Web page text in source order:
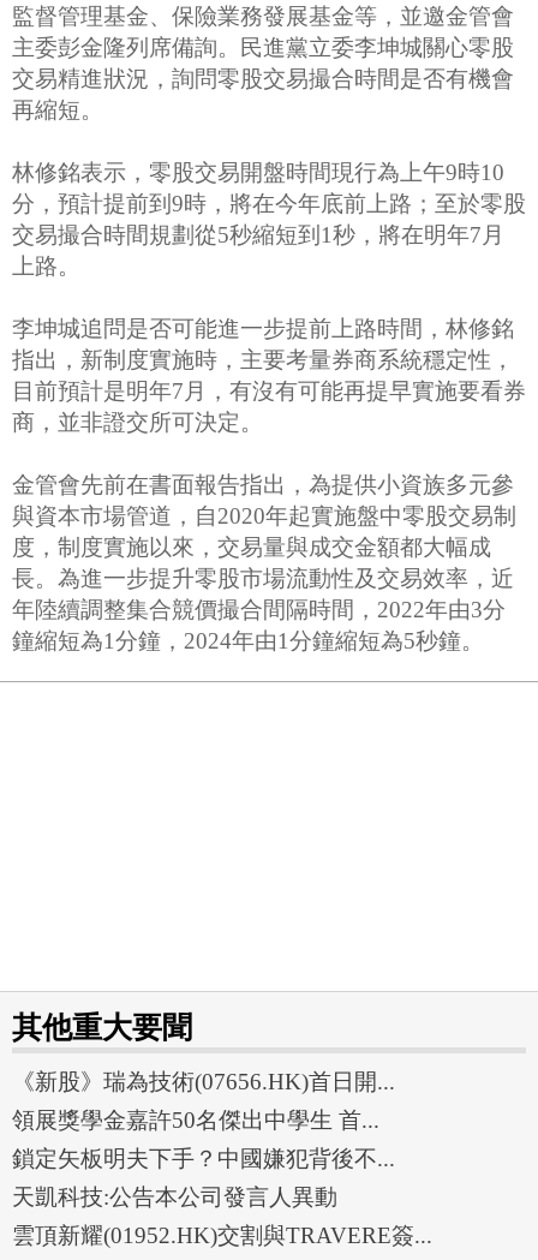
監督管理基金、保險業務發展基金等，並邀金管會
主委彭金隆列席備詢。民進黨立委李坤城關心零股
交易精進狀況，詢問零股交易撮合時間是否有機會
再縮短。
林修銘表示，零股交易開盤時間現行為上午9時10
分，預計提前到9時，將在今年底前上路；至於零股
交易撮合時間規劃從5秒縮短到1秒，將在明年7月
上路。
李坤城追問是否可能進一步提前上路時間，林修銘
指出，新制度實施時，主要考量券商系統穩定性，
目前預計是明年7月，有沒有可能再提早實施要看券
商，並非證交所可決定。
金管會先前在書面報告指出，為提供小資族多元參
與資本市場管道，自2020年起實施盤中零股交易制
度，制度實施以來，交易量與成交金額都大幅成
長。為進一步提升零股市場流動性及交易效率，近
年陸續調整集合競價撮合間隔時間，2022年由3分
鐘縮短為1分鐘，2024年由1分鐘縮短為5秒鐘。
其他重大要聞
《新股》瑞為技術(07656.HK)首日開...
領展獎學金嘉許50名傑出中學生 首...
鎖定矢板明夫下手？中國嫌犯背後不...
天凱科技:公告本公司發言人異動
雲頂新耀(01952.HK)交割與TRAVERE簽...